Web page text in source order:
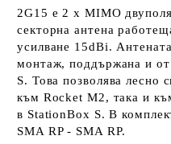
2G15 е 2 x MIMO
секторна антена
усилване 15dBi.
монтаж, поддържана и
S. Това позволява лесно
към Rocket M2, така и
в StationBox S. В
SMA RP - SMA RP.